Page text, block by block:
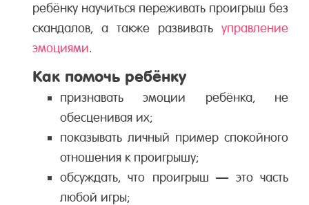
ребёнку научиться переживать проигрыш без
скандалов, а также развивать управление
эмоциями.
Как помочь ребёнку
признавать эмоции ребёнка, не
обесценивая их;
показывать личный пример спокойного
отношения к проигрышу;
обсуждать, что проигрыш — это часть
любой игры;